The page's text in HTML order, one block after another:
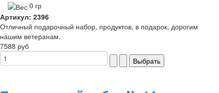
0 гр
Артикул: 2396
Отличный подарочный набор, продуктов, в подарок, дорогим
нашим ветеранам.
7588 руб